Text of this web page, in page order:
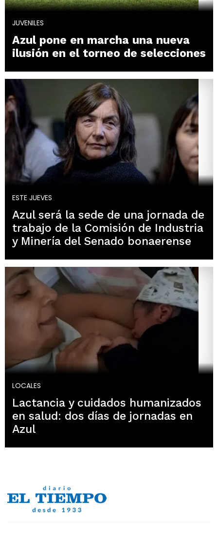
JUVENILES
Azul pone en marcha una nueva
ilusión en el torneo de selecciones
ESTE JUEVES
Azul será la sede de una jornada de
trabajo de la Comisión de Industria
y Minería del Senado bonaerense
LOCALES
Lactancia y cuidados humanizados
en salud: dos días de jornadas en
Azul